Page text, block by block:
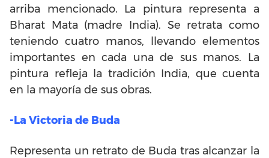
arriba mencionado. La pintura representa a
Bharat Mata (madre India). Se retrata como
teniendo cuatro manos, llevando elementos
importantes en cada una de sus manos. La
pintura refleja la tradición India, que cuenta
en la mayoría de sus obras.
-La Victoria de Buda
Representa un retrato de Buda tras alcanzar la